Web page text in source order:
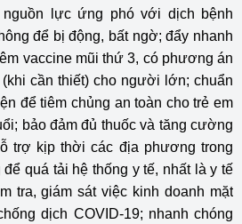
lực ứng phó với dịch bệnh
để bị động, bất ngờ; đẩy nhanh
vaccine mũi thứ 3, có phương án
cần thiết) cho người lớn; chuẩn
để tiêm chủng an toàn cho trẻ em
bảo đảm đủ thuốc và tăng cường
trợ kịp thời các địa phương trong
quá tải hệ thống y tế, nhất là y tế
tra, giám sát việc kinh doanh mặt
dịch COVID-19; nhanh chóng